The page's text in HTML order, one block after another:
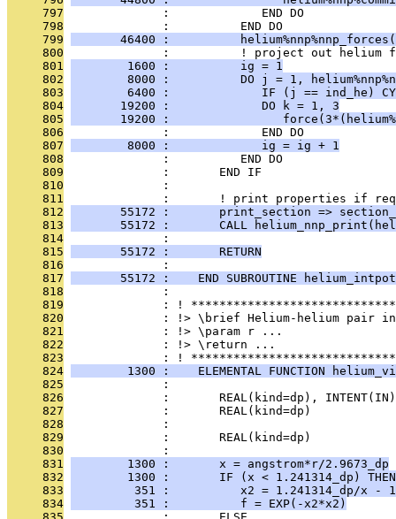
     797
              :             END DO
     798
              :          END DO
     799
46400 :
     800
:          ! project out helium
     801
        1600 :          ig = 1
     802
8000 :          DO j = 1,
     803
6400 :             IF (j == ind_he)
     804
       19200 :             DO k = 1, 3
     805
19200 :
     806
              :             END DO
     807
        8000 :             ig = ig + 1
     808
              :          END DO
     809
              :       END IF
     810
              :
     811
:       ! print properties if
     812
55172 :       print_section =>
     813
55172 :       CALL
     814
              :
     815
       55172 :       RETURN
     816
              :
     817
55172 :    END SUBROUTINE
     818
              :
     819
: !
     820
: !> \brief Helium-helium pair
     821
              : !> \param r ...
     822
              : !> \return ...
     823
: !
     824
1300 :    ELEMENTAL FUNCTION
     825
              :
     826
:       REAL(kind=dp),
     827
:       REAL(kind=dp)
     828
              :
     829
:       REAL(kind=dp)
     830
              :
     831
        1300 :       x = angstrom*r/2.9673_dp
     832
        1300 :       IF (x < 1.241314_dp) THEN
     833
351 :          x2 = 1.241314_dp/x -
     834
         351 :          f = EXP(-x2*x2)